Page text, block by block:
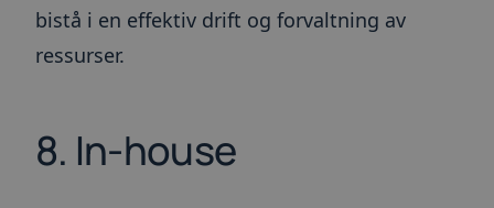
bistå i en effektiv drift og forvaltning av
ressurser.
8. In-house